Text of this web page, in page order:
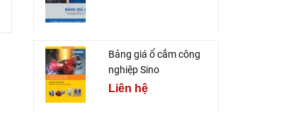
Bảng giá ổ cắm công
nghiệp Sino
Liên hệ